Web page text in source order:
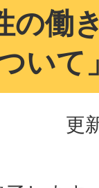
の働
いて
更